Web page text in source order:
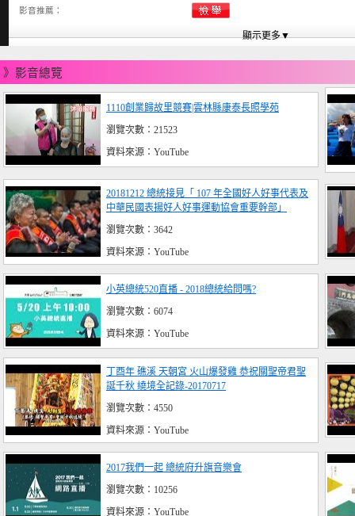
影音推薦：
》影音總覽
1110創業歸故里競賽|雲林縣康泰長照學苑
瀏覽次數：21523
資料來源：YouTube
20181212 總統接見「 107 年全國好人好事代表及
中華民國表揚好人好事運動協會重要幹部」
瀏覽次數：3642
資料來源：YouTube
小英總統520直播 - 2018總統給問嗎?
瀏覽次數：6074
資料來源：YouTube
丁酉年 礁溪 天朝宮 火山爆發雞 恭祝關聖帝君聖
誕千秋 繞境全記錄-20170717
瀏覽次數：4550
資料來源：YouTube
2017我們一起 總統府升旗音樂會
瀏覽次數：10256
資料來源：YouTube